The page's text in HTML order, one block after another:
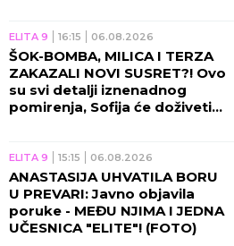
ELITA 9 16:15 06.08.2026
ŠOK-BOMBA, MILICA I TERZA
ZAKAZALI NOVI SUSRET?! Ovo
su svi detalji iznenadnog
pomirenja, Sofija će doživeti
ELITA 9 15:15 06.08.2026
ANASTASIJA UHVATILA BORU
U PREVARI: Javno objavila
poruke - MEĐU NJIMA I JEDNA
UČESNICA "ELITE"! (FOTO)